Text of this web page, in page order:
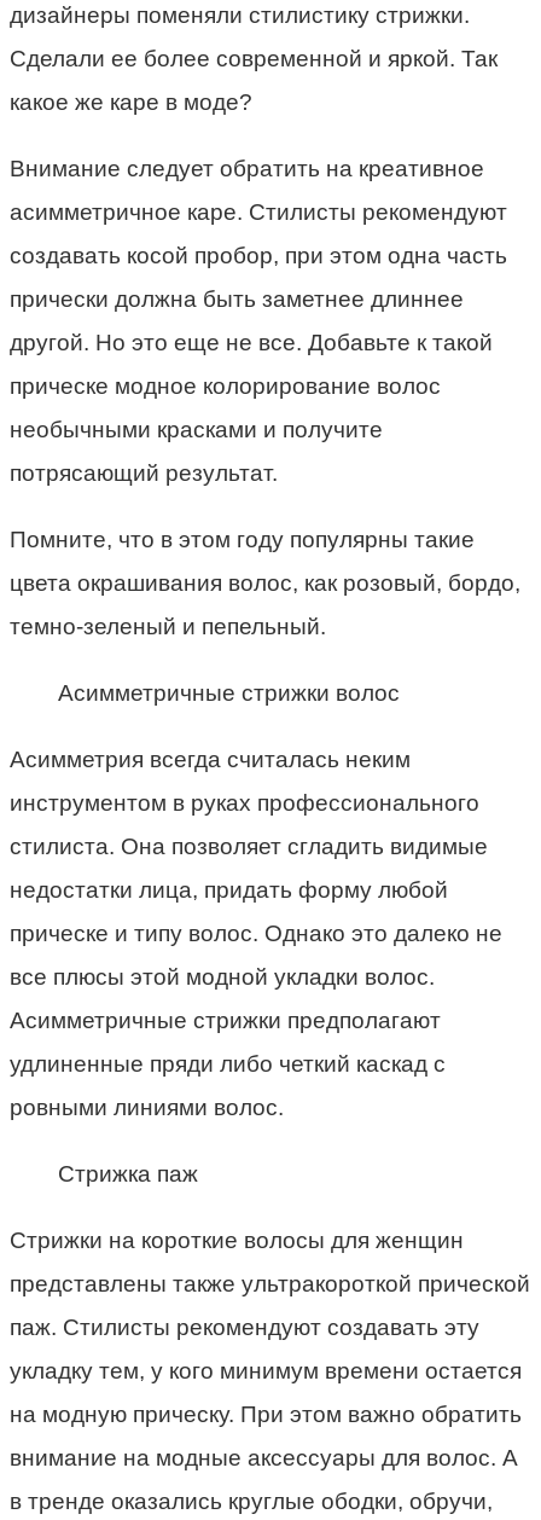
дизайнеры поменяли стилистику стрижки.
Сделали ее более современной и яркой. Так
какое же каре в моде?
Внимание следует обратить на креативное
асимметричное каре. Стилисты рекомендуют
создавать косой пробор, при этом одна часть
прически должна быть заметнее длиннее
другой. Но это еще не все. Добавьте к такой
прическе модное колорирование волос
необычными красками и получите
потрясающий результат.
Помните, что в этом году популярны такие
цвета окрашивания волос, как розовый, бордо,
темно-зеленый и пепельный.
Асимметричные стрижки волос
Асимметрия всегда считалась неким
инструментом в руках профессионального
стилиста. Она позволяет сгладить видимые
недостатки лица, придать форму любой
прическе и типу волос. Однако это далеко не
все плюсы этой модной укладки волос.
Асимметричные стрижки предполагают
удлиненные пряди либо четкий каскад с
ровными линиями волос.
Стрижка паж
Стрижки на короткие волосы для женщин
представлены также ультракороткой прической
паж. Стилисты рекомендуют создавать эту
укладку тем, у кого минимум времени остается
на модную прическу. При этом важно обратить
внимание на модные аксессуары для волос. А
в тренде оказались круглые ободки, обручи,